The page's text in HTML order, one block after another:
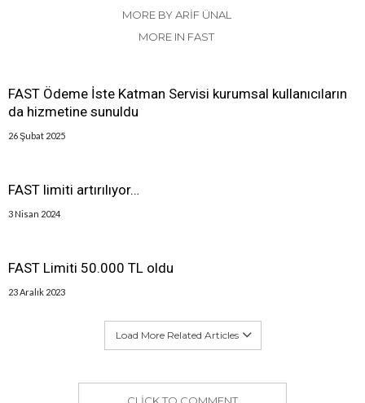
MORE BY ARIF ÜNAL
MORE IN FAST
FAST Ödeme İste Katman Servisi kurumsal kullanıcıların
da hizmetine sunuldu
26 Şubat 2025
FAST limiti artırılıyor…
3 Nisan 2024
FAST Limiti 50.000 TL oldu
23 Aralık 2023
Load More Related Articles